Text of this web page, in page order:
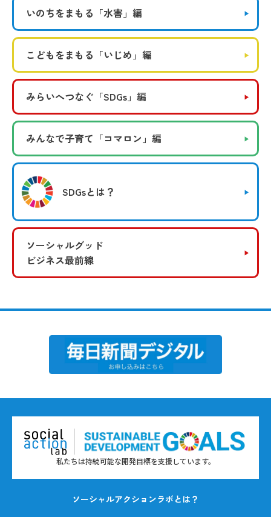
いのちをまもる 「水害」編
こどもをまもる 「いじめ」編
みらいへつなぐ 「SDGs」編
みんなで子育て 「コマロン」編
SDGsとは？
ソーシャルグッド
ビジネス最前線
私たちは持続可能な開発目標を支援しています。
ソーシャルアクションラボとは？